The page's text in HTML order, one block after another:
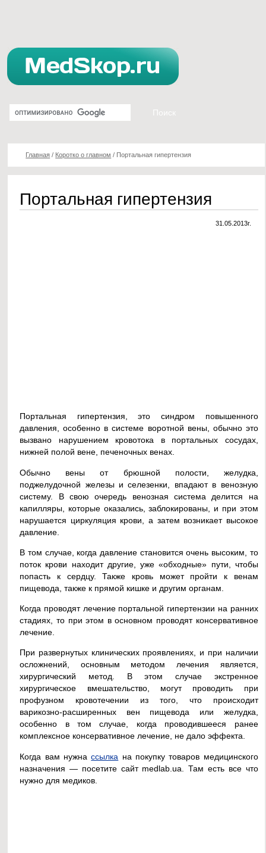
Главная / Коротко о главном / Портальная гипертензия
Портальная гипертензия
31.05.2013г.
Портальная гипертензия, это синдром повышенного
давления, особенно в системе воротной вены, обычно это
вызвано нарушением кровотока в портальных сосудах,
нижней полой вене, печеночных венах.
Обычно вены от брюшной полости, желудка,
поджелудочной железы и селезенки, впадают в венозную
систему. В свою очередь венозная система делится на
капилляры, которые оказались, заблокированы, и при этом
нарушается циркуляция крови, а затем возникает высокое
давление.
В том случае, когда давление становится очень высоким, то
поток крови находит другие, уже «обходные» пути, чтобы
попасть к сердцу. Также кровь может пройти к венам
пищевода, также к прямой кишке и другим органам.
Когда проводят лечение портальной гипертензии на ранних
стадиях, то при этом в основном проводят консервативное
лечение.
При развернутых клинических проявлениях, и при наличии
осложнений, основным методом лечения является,
хирургический метод. В этом случае экстренное
хирургическое вмешательство, могут проводить при
профузном кровотечении из того, что происходит
варикозно-расширенных вен пищевода или желудка,
особенно в том случае, когда проводившееся ранее
комплексное консервативное лечение, не дало эффекта.
Когда вам нужнассылка на покупку товаров медицинского
назначения — посетите сайт medlab.ua. Там есть все что
нужно для медиков.